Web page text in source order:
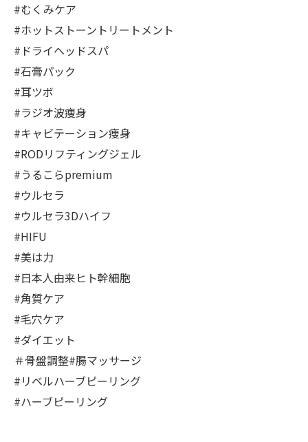
#むくみケア
#ホットストーントリートメント
#ドライヘッドスパ
#石膏パック
#耳ツボ
#ラジオ波痩身
#キャビテーション痩身
#RODリフティングジェル
#うるこらpremium
#ウルセラ
#ウルセラ3Dハイフ
#HIFU
#美は力
#日本人由来ヒト幹細胞
#角質ケア
#毛穴ケア
#ダイエット
＃骨盤調整#腸マッサージ
#リベルハーブピーリング
#ハーブピーリング